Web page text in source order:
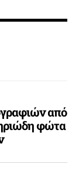
από
φώτα